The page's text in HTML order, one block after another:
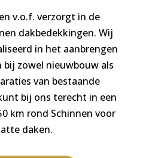
v.o.f. verzorgt in de
dakbedekkingen. Wij
in het aanbrengen
zowel nieuwbouw als
van bestaande
bij ons terecht in een
km rond Schinnen voor
daken.